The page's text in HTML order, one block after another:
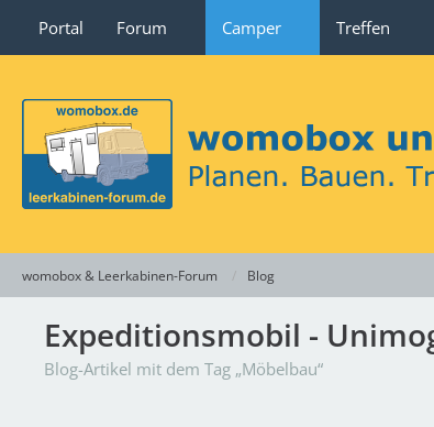
Portal Forum Camper Treffen
womobox & Leerkabinen-Forum Blog
Expeditionsmobil -
Blog-Artikel mit dem Tag „Möbelbau“